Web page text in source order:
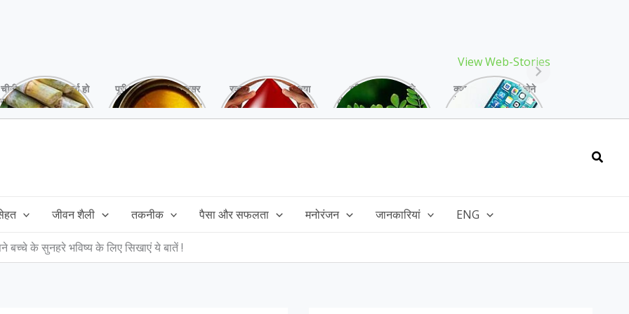
View Web-Stories
चीनी को कर दें ना, वर्ना हो
सकता है बहुत बड़ा नुक्सान
पूरी बनाने के बाद, अक्सर
तेल बच जाता है,ऐसे में
रक्तदान है ‘महादान’ क्या
आपने करवाया, स्वस्थ
गर्मियों में मिलने वाले
drumstick गुणों की खान
क्या storage full होने
के बाद मोबाइल हो रहा है
जीवन शैली तकनीक पैसा और सफलता मनोरंजन जानकारियां ENG
के सुनहरे भविष्य के लिए सिखाएं ये बातें !